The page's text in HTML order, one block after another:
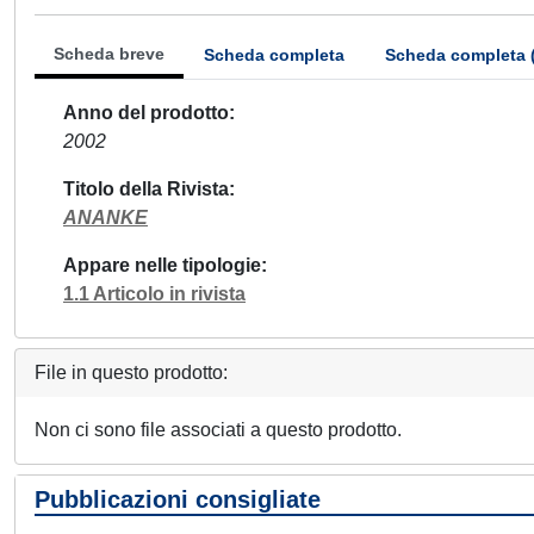
Scheda breve Scheda completa Scheda completa
Anno del prodotto
2002
Titolo della Rivista
ANANKE
Appare nelle tipologie
1.1 Articolo in rivista
File in questo prodotto:
Non ci sono file associati a questo prodotto.
Pubblicazioni consigliate